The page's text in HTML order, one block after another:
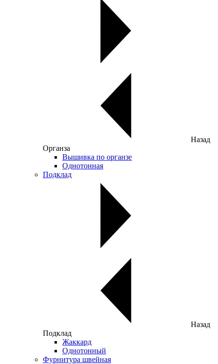
Назад
Органза
Вышивка по органзе
Однотонная
Подклад
Назад
Подклад
Жаккард
Однотонный
Фурнитура швейная